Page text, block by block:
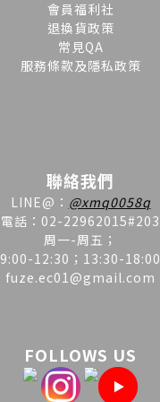
會員福利社
退換貨政策
常見QA
服務條款及隱私政策
聯絡我們
LINE@ ： @xmq0058q
電話：02-22962015#203
周一-周五；
9:00-12:30；13:30-18:00
fuze.ec01@gmail.com
FOLLOWS US